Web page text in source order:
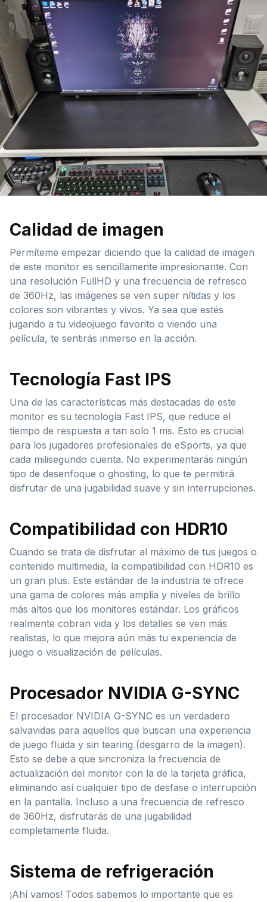
Calidad de imagen
Permíteme empezar diciendo que la calidad de imagen
de este monitor es sencillamente impresionante. Con
una resolución FullHD y una frecuencia de refresco
de 360Hz, las imágenes se ven super nítidas y los
colores son vibrantes y vivos. Ya sea que estés
jugando a tu videojuego favorito o viendo una
película, te sentirás inmerso en la acción.
Tecnología Fast IPS
Una de las características más destacadas de este
monitor es su tecnología Fast IPS, que reduce el
tiempo de respuesta a tan solo 1 ms. Esto es crucial
para los jugadores profesionales de eSports, ya que
cada milisegundo cuenta. No experimentarás ningún
tipo de desenfoque o ghosting, lo que te permitirá
disfrutar de una jugabilidad suave y sin interrupciones.
Compatibilidad con HDR10
Cuando se trata de disfrutar al máximo de tus juegos o
contenido multimedia, la compatibilidad con HDR10 es
un gran plus. Este estándar de la industria te ofrece
una gama de colores más amplia y niveles de brillo
más altos que los monitores estándar. Los gráficos
realmente cobran vida y los detalles se ven más
realistas, lo que mejora aún más tu experiencia de
juego o visualización de películas.
Procesador NVIDIA G-SYNC
El procesador NVIDIA G-SYNC es un verdadero
salvavidas para aquellos que buscan una experiencia
de juego fluida y sin tearing (desgarro de la imagen).
Esto se debe a que sincroniza la frecuencia de
actualización del monitor con la de la tarjeta gráfica,
eliminando así cualquier tipo de desfase o interrupción
en la pantalla. Incluso a una frecuencia de refresco
de 360Hz, disfrutarás de una jugabilidad
completamente fluida.
Sistema de refrigeración
¡Ahí vamos! Todos sabemos lo importante que es